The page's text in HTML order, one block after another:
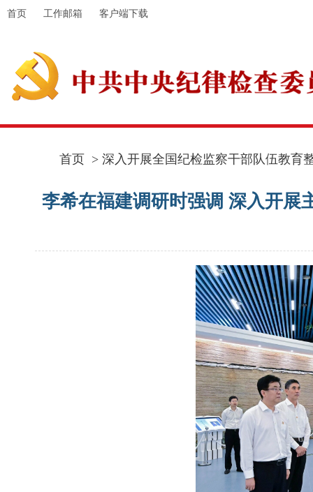
首页 工作邮箱 客户端下载
首页 > 深入开展全国纪检监察干部队伍教育
李希在福建调研时强调 深入开展